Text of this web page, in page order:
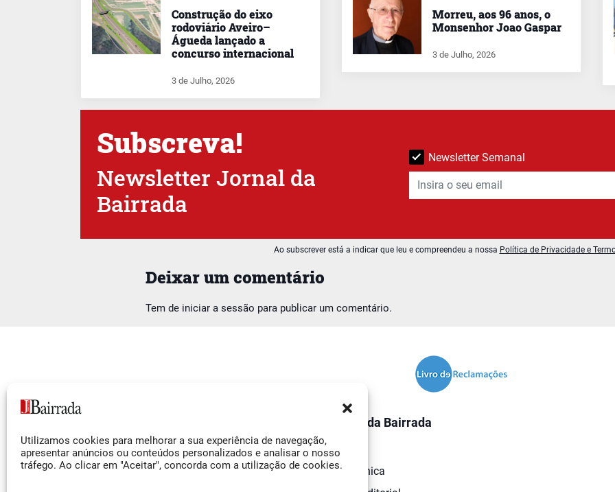
Utilizamos cookies para melhorar a sua experiência de navegação,
apresentar anúncios ou conteúdos personalizados e analisar o nosso
tráfego. Ao clicar em "Aceitar", concorda com a utilização de cookies.
Deixar um comentário
Tem de iniciar a sessão para publicar um comentário.
Construção do eixo
rodoviário Aveiro–
Águeda lançado a
concurso internacional
3 de Julho, 2026
Morreu, aos 96 anos, o
Monsenhor Joao Gaspar
3 de Julho, 2026
Subscreva!
Newsletter Jornal da
Bairrada
Newsletter Semanal
Ao subscrever está a indicar que leu e compreendeu a nossa Política de Privacidade e
Facebook
Instagram
O Jornal da Bairrada
Contactos
Ficha Técnica